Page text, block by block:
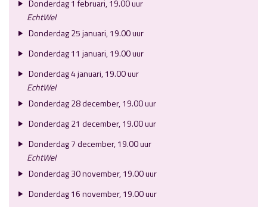
Donderdag 1 februari, 19.00 uur
EchtWel
Donderdag 25 januari, 19.00 uur
Donderdag 11 januari, 19.00 uur
Donderdag 4 januari, 19.00 uur
EchtWel
Donderdag 28 december, 19.00 uur
Donderdag 21 december, 19.00 uur
Donderdag 7 december, 19.00 uur
EchtWel
Donderdag 30 november, 19.00 uur
Donderdag 16 november, 19.00 uur